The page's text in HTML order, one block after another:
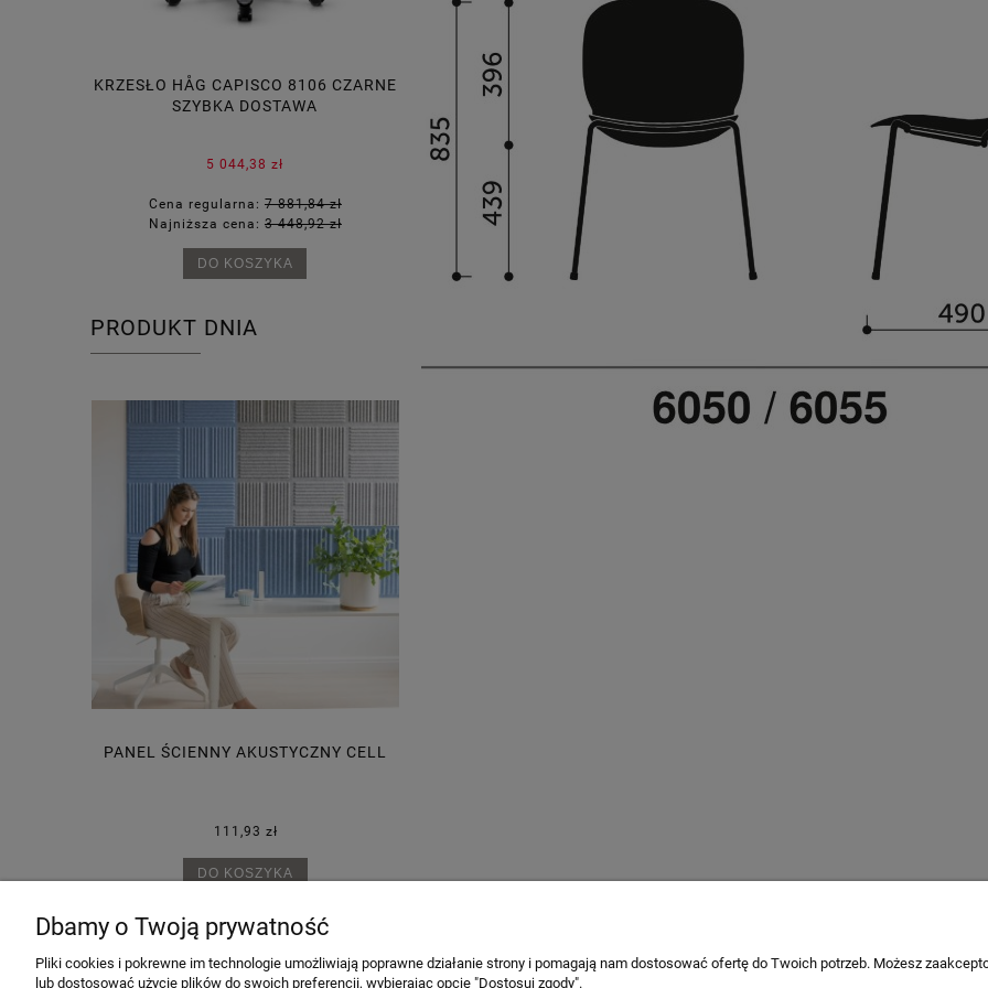
KRZESŁO HÅG CAPISCO 8106 CZARNE
SZYBKA DOSTAWA
5 044,38 zł
Cena regularna: 7 881,84 zł
Najniższa cena: 3 448,92 zł
DO KOSZYKA
FOTEL XENON NET 100SFL
2 063,45 zł
Cena regularna:
2 579,31 zł
Najniższa cena:
1 911,91 zł
DO KOSZYKA
1 641,44 zł
Cena regularna:1 931,10 zł
Najniższa cena: 1 586,70 zł
DO KOSZYKA
PRODUKT DNIA
PANEL ŚCIENNY AKUSTYCZNY CELL
111,93 zł
DO KOSZYKA
Dbamy o Twoją prywatność
Pliki cookies i pokrewne im technologie umożliwiają poprawne działanie strony i pomagają nam dostosować ofertę do Twoich potrzeb. Możesz
lub dostosować użycie plików do swoich preferencji, wybierając opcję "Dostosuj zgody".